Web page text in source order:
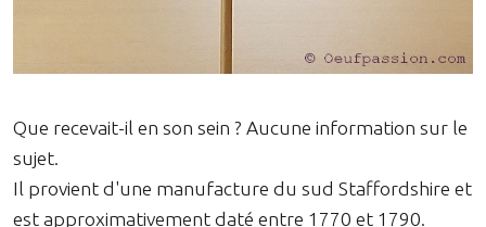
Que recevait-il en son sein ? Aucune information sur le
sujet.
Il provient d'une manufacture du sud Staffordshire et
est approximativement daté entre 1770 et 1790.